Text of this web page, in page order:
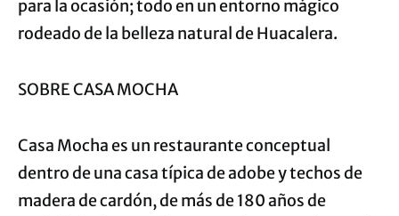
para la ocasión; todo en un entorno mágico
rodeado de la belleza natural de Huacalera.
SOBRE CASA MOCHA
Casa Mocha es un restaurante conceptual
dentro de una casa típica de adobe y techos de
madera de cardón, de más de 180 años de